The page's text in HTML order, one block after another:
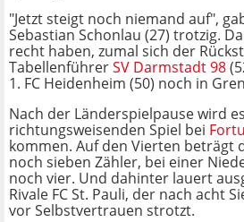
"Jetzt steigt noch niemand auf",
Sebastian Schonlau (27) trotzig.
recht haben, zumal sich der
TabellenführerSV Darmstadt 98
1. FC Heidenheim (50) noch in
Nach der Länderspielpause wird
richtungsweisenden Spiel bei
kommen. Auf den Vierten beträgt
noch sieben Zähler, bei einer
noch vier. Und dahinter lauert
Rivale FC St. Pauli, der nach acht
vor Selbstvertrauen strotzt.